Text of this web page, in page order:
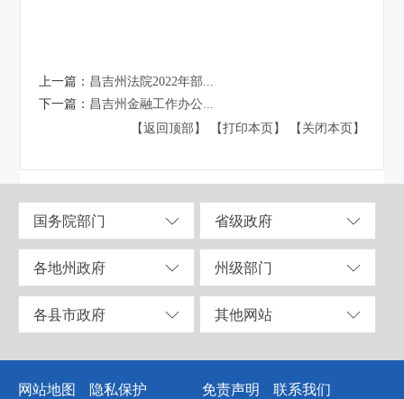
上一篇： 昌吉州法院2022年部...
下一篇： 昌吉州金融工作办公...
【返回顶部】
【打印本页】 【关闭本页】
国务院部门 省级政府
各地州政府 州级部门
各县市政府 其他网站
网站地图 隐私保护 免责声明 联系我们